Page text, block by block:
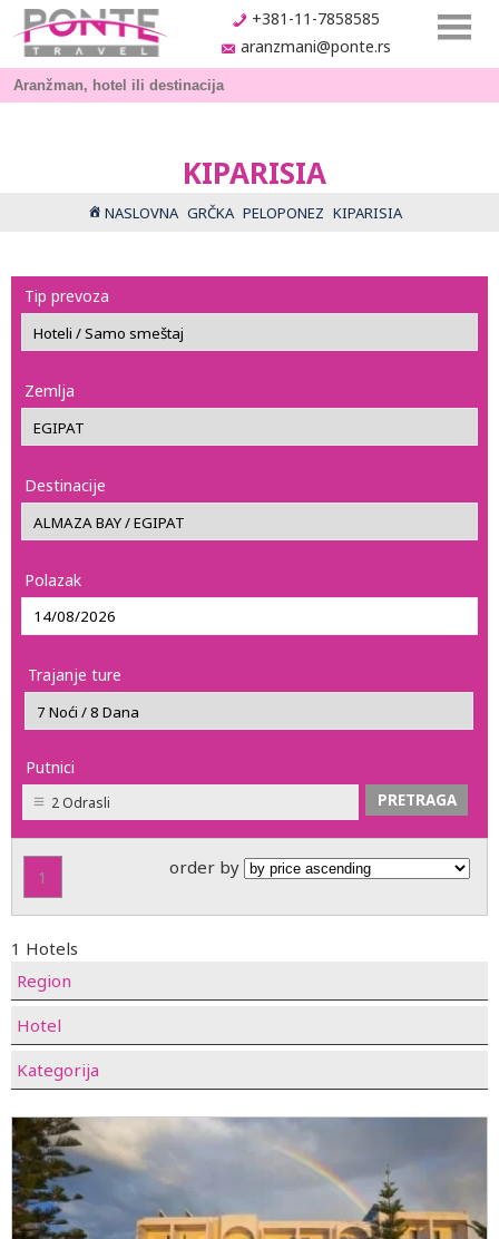
+381-11-7858585
aranzmani@ponte.rs
KIPARISIA
NASLOVNA GRČKA PELOPONEZ KIPARISIA
Tip prevoza
Zemlja
Destinacije
Polazak
Trajanje ture
Putnici
2 Odrasli
1 order by
1 Hotels
Region
Hotel
Kategorija